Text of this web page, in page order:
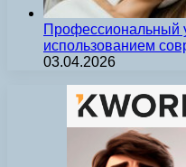
Профессиональный
использованием
03.04.2026